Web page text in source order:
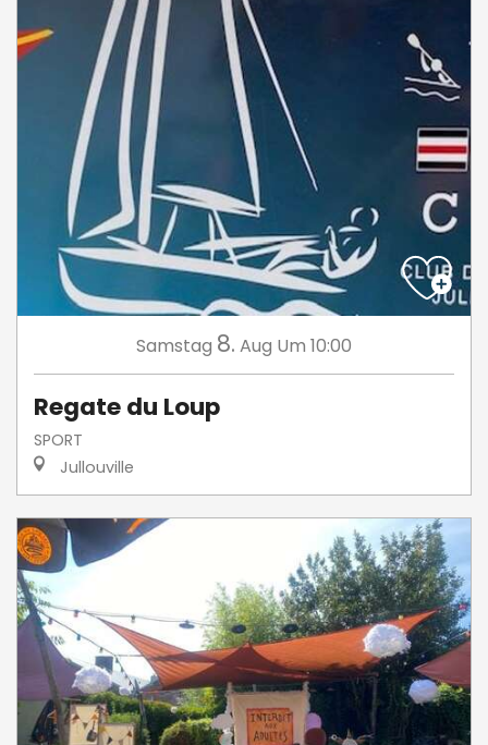
Samstag 8. Aug Um 10:00
Regate du Loup
SPORT
Jullouville